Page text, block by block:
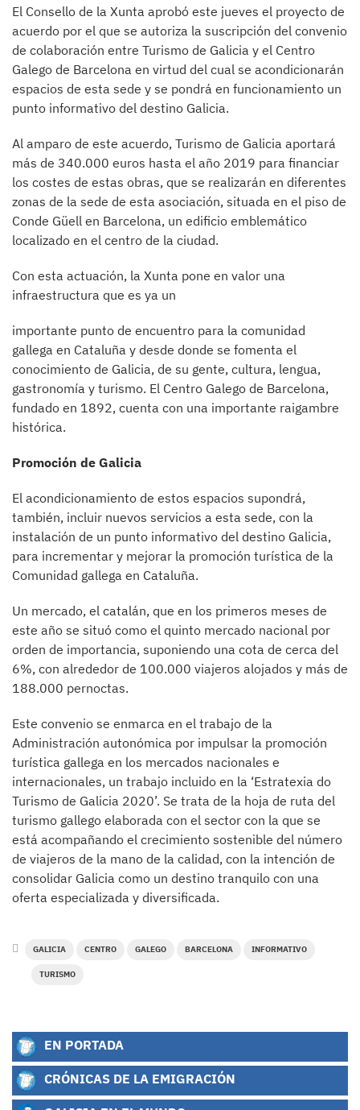
El Consello de la Xunta aprobó este jueves el proyecto de
acuerdo por el que se autoriza la suscripción del convenio
de colaboración entre Turismo de Galicia y el Centro
Galego de Barcelona en virtud del cual se acondicionarán
espacios de esta sede y se pondrá en funcionamiento un
punto informativo del destino Galicia.
Al amparo de este acuerdo, Turismo de Galicia aportará
más de 340.000 euros hasta el año 2019 para financiar
los costes de estas obras, que se realizarán en diferentes
zonas de la sede de esta asociación, situada en el piso de
Conde Güell en Barcelona, un edificio emblemático
localizado en el centro de la ciudad.
Con esta actuación, la Xunta pone en valor una
infraestructura que es ya un
importante punto de encuentro para la comunidad
gallega en Cataluña y desde donde se fomenta el
conocimiento de Galicia, de su gente, cultura, lengua,
gastronomía y turismo. El Centro Galego de Barcelona,
fundado en 1892, cuenta con una importante raigambre
histórica.
Promoción de Galicia
El acondicionamiento de estos espacios supondrá,
también, incluir nuevos servicios a esta sede, con la
instalación de un punto informativo del destino Galicia,
para incrementar y mejorar la promoción turística de la
Comunidad gallega en Cataluña.
Un mercado, el catalán, que en los primeros meses de
este año se situó como el quinto mercado nacional por
orden de importancia, suponiendo una cota de cerca del
6%, con alrededor de 100.000 viajeros alojados y más de
188.000 pernoctas.
Este convenio se enmarca en el trabajo de la
Administración autonómica por impulsar la promoción
turística gallega en los mercados nacionales e
internacionales, un trabajo incluido en la ‘Estratexia do
Turismo de Galicia 2020’. Se trata de la hoja de ruta del
turismo gallego elaborada con el sector con la que se
está acompañando el crecimiento sostenible del número
de viajeros de la mano de la calidad, con la intención de
consolidar Galicia como un destino tranquilo con una
oferta especializada y diversificada.
GALICIA CENTRO GALEGO BARCELONA INFORMATIVO
TURISMO
EN PORTADA
CRÓNICAS DE LA EMIGRACIÓN